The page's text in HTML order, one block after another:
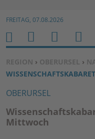
Zum
FREITAG, 07.08.2026
SIE BEFINDEN SICH HIER:
REGION › OBERURSEL ›
OBERURSEL
Mittwoch
H
O
M
E
M
E
N
U
S
U
C
N
B
E
N
Z